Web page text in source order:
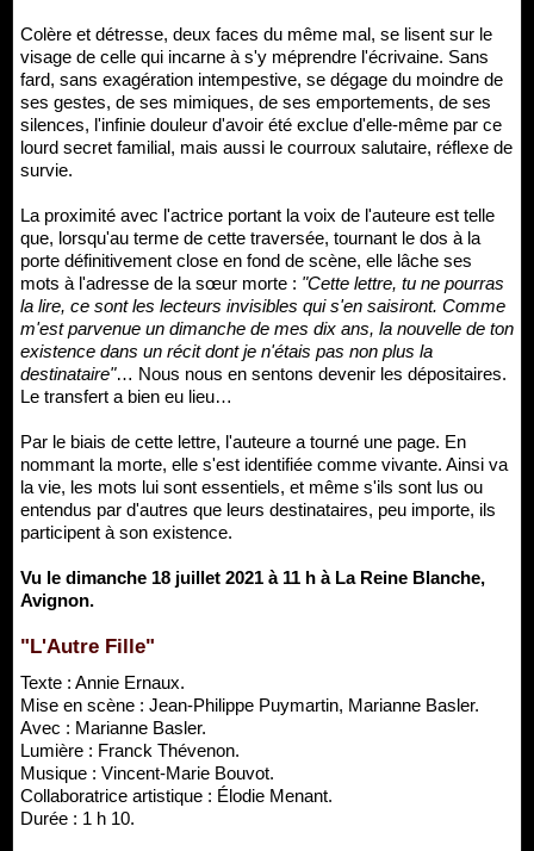
Colère et détresse, deux faces du même mal, se lisent sur le
visage de celle qui incarne à s'y méprendre l'écrivaine. Sans
fard, sans exagération intempestive, se dégage du moindre de
ses gestes, de ses mimiques, de ses emportements, de ses
silences, l'infinie douleur d'avoir été exclue d'elle-même par ce
lourd secret familial, mais aussi le courroux salutaire, réflexe de
survie.
La proximité avec l'actrice portant la voix de l'auteure est telle
que, lorsqu'au terme de cette traversée, tournant le dos à la
porte définitivement close en fond de scène, elle lâche ses
mots à l'adresse de la sœur morte : "Cette lettre, tu ne pourras
la lire, ce sont les lecteurs invisibles qui s'en saisiront. Comme
m'est parvenue un dimanche de mes dix ans, la nouvelle de ton
existence dans un récit dont je n'étais pas non plus la
destinataire"… Nous nous en sentons devenir les dépositaires.
Le transfert a bien eu lieu…
Par le biais de cette lettre, l'auteure a tourné une page. En
nommant la morte, elle s'est identifiée comme vivante. Ainsi va
la vie, les mots lui sont essentiels, et même s'ils sont lus ou
entendus par d'autres que leurs destinataires, peu importe, ils
participent à son existence.
Vu le dimanche 18 juillet 2021 à 11 h à La Reine Blanche,
Avignon.
"L'Autre Fille"
Texte : Annie Ernaux.
Mise en scène : Jean-Philippe Puymartin, Marianne Basler.
Avec : Marianne Basler.
Lumière : Franck Thévenon.
Musique : Vincent-Marie Bouvot.
Collaboratrice artistique : Élodie Menant.
Durée : 1 h 10.